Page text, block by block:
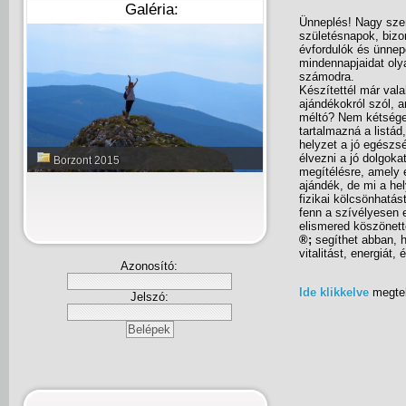
Galéria:
Borzont 2015
Azonosító:
Jelszó:
Ünneplés! Nagy
születésnapok,
évfordulók és
mindennapjaidat
számodra.
Készítettél már
ajándékokról szól,
méltó? Nem
tartalmazná a
helyzet a jó
élvezni a jó
megítélésre, amely
ajándék, de mi a
fizikai
fenn a szívélyesen
elismered
®; segíthet abban,
vitalitást, energiát,
Ide klikkelve